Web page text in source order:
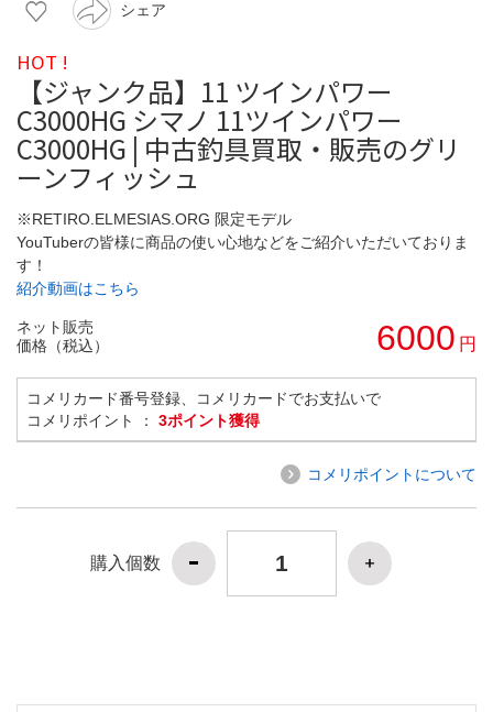
シェア
HOT !
【ジャンク品】11 ツインパワー
C3000HG シマノ 11ツインパワー
C3000HG | 中古釣具買取・販売のグリ
ーンフィッシュ
※RETIRO.ELMESIAS.ORG 限定モデル
YouTuberの皆様に商品の使い心地などをご紹介いただいておりま
す！
紹介動画はこちら
ネット販売
価格（税込）
6000 円
コメリカード番号登録、コメリカードでお支払いで
コメリポイント ： 3ポイント獲得
コメリポイントについて
購入個数